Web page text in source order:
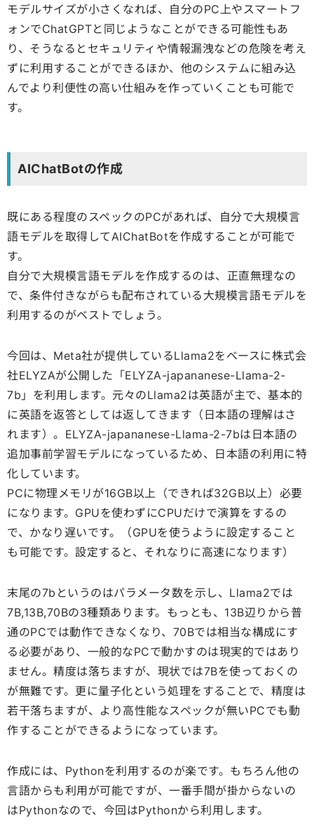
モデルサイズが小さくなれば、自分のPC上やスマートフ
ォンでChatGPTと同じようなことができる可能性もあ
り、そうなるとセキュリティや情報漏洩などの危険を考え
ずに利用することができるほか、他のシステムに組み込
んでより利便性の高い仕組みを作っていくことも可能で
す。
AIChatBotの作成
既にある程度のスペックのPCがあれば、自分で大規模言
語モデルを取得してAIChatBotを作成することが可能で
す。
自分で大規模言語モデルを作成するのは、正直無理なの
で、条件付きながらも配布されている大規模言語モデルを
利用するのがベストでしょう。
今回は、Meta社が提供しているLlama2をベースに株式会
社ELYZAが公開した「ELYZA-japananese-Llama-2-
7b」を利用します。元々のLlama2は英語が主で、基本的
に英語を返答としては返してきます（日本語の理解はさ
れます）。ELYZA-japananese-Llama-2-7bは日本語の
追加事前学習モデルになっているため、日本語の利用に特
化しています。
PCに物理メモリが16GB以上（できれば32GB以上）必要
になります。GPUを使わずにCPUだけで演算をするの
で、かなり遅いです。（GPUを使うように設定すること
も可能です。設定すると、それなりに高速になります）
末尾の7bというのはパラメータ数を示し、Llama2では
7B,13B,70Bの3種類あります。もっとも、13B辺りから普
通のPCでは動作できなくなり、70Bでは相当な構成にす
る必要があり、一般的なPCで動かすのは現実的ではあり
ません。精度は落ちますが、現状では7Bを使っておくの
が無難です。更に量子化という処理をすることで、精度は
若干落ちますが、より高性能なスペックが無いPCでも動
作することができるようになっています。
作成には、Pythonを利用するのが楽です。もちろん他の
言語からも利用が可能ですが、一番手間が掛からないの
はPythonなので、今回はPythonから利用します。